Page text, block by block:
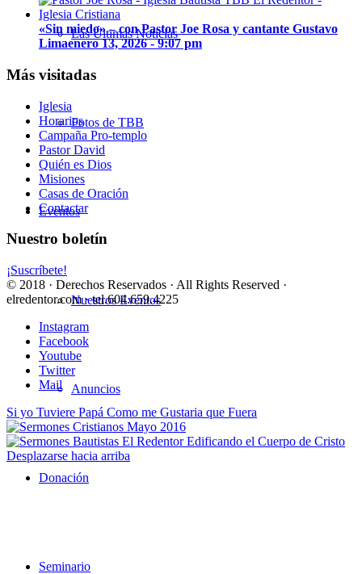
Las Últimas Noticias
Fotos de TBB
Eventos
Nuestros Eventos
Anuncios
Donación
Seminario
«Sin miedo» – con Pastor Joe Rosa y cantante Gustavo
Limaenero 13, 2026 - 9:07 pm
Más visitadas
Iglesia
Horarios
Campaña Pro-templo
Pastor David
Quién es Dios
Misiones
Casas de Oración
Contactar
Nuestro boletín
¡Suscríbete!
© 2018 · Derechos Reservados · All Rights Reserved ·
elredentor.com · tel.604.659.4225
Instagram
Facebook
Youtube
Twitter
Mail
Si yo Tuviere Papá Como me Gustaria que Fuera
Edificando el Cuerpo de Cristo
Desplazarse hacia arriba